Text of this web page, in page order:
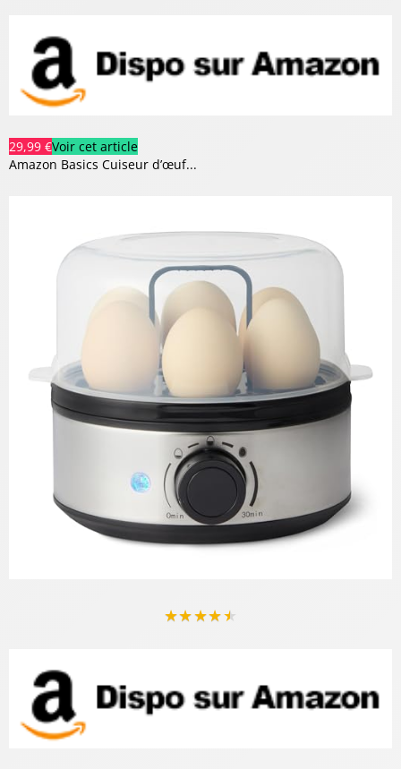
29,99 €Voir cet article
Amazon Basics Cuiseur d’œuf...
★★★★★